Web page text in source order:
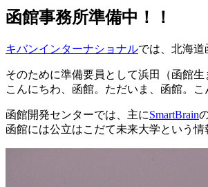
函館事務所準備中！！
キバンインターナショナルでは、北海道
そのために準備要員として浜田（函館
こんにちわ、函館。ただいま、函館。
函館開発センターでは、主にSmartBrain
函館には公立はこだて未来大学という